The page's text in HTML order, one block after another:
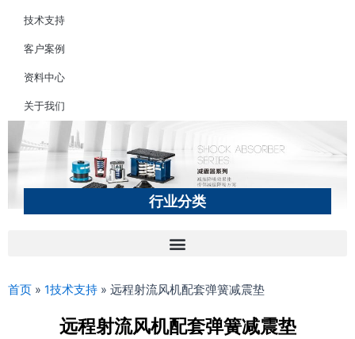
技术支持
客户案例
资料中心
关于我们
行业分类
首页 » 1技术支持 » 远程射流风机配套弹簧减震垫
远程射流风机配套弹簧减震垫